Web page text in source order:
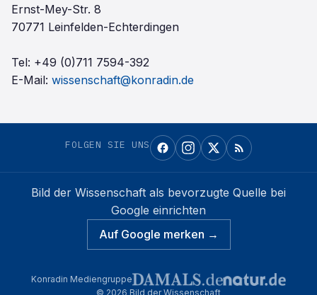
Ernst-Mey-Str. 8
70771 Leinfelden-Echterdingen
Tel: +49 (0)711 7594-392
E-Mail: wissenschaft@konradin.de
FOLGEN SIE UNS
Bild der Wissenschaft als bevorzugte Quelle bei
Google einrichten
Auf Google merken →
Konradin Mediengruppe
© 2026 Bild der Wissenschaft